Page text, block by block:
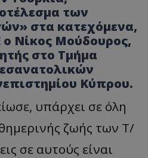
των
στα κατεχόμενα,
Νίκος Μούδουρος,
στο Τμήμα
Κύπρου.
υπάρχει σε όλη
ζωής των Τ/
σε αυτούς είναι